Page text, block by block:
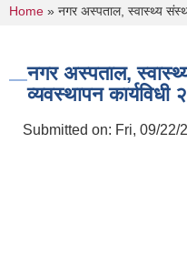
You are here
Home » नगर अस्पताल, स्वास्थ्य
नगर अस्पताल,
व्यवस्थापन कार्यविधी
Submitted on: Fri, 09/22/